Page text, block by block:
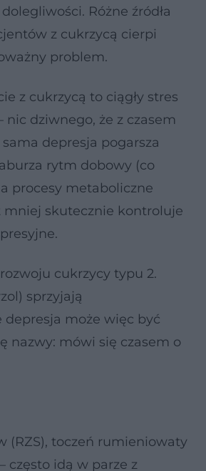
Różne źródła
z cukrzycą cierpi
problem.
z cukrzycą to ciągły stres
dziwnego, że z czasem
depresja pogarsza
rytm dobowy (co
procesy metaboliczne
mniej skutecznie kontroluje
cukrzycy typu 2.
sprzyjają
może więc być
nazwy: mówi się czasem o
(RZS), toczeń rumieniowaty
często idą w parze z